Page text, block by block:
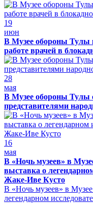
19
июн
В Музее обороны Тулы
работе врачей в
28
мая
В Музее обороны Тулы
представителями
16
мая
В «Ночь музеев» в
выставка о
Жаке-Иве Кусто
В «Ночь музеев» в
легендарном